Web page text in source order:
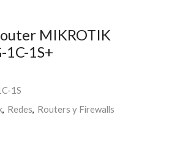
MIKROTIK
1C-1S+
1S
, Redes, Routers y Firewalls